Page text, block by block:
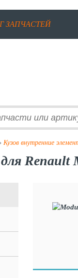
ЗАПЧАСТЕЙ
Кузов внутренние
Renault